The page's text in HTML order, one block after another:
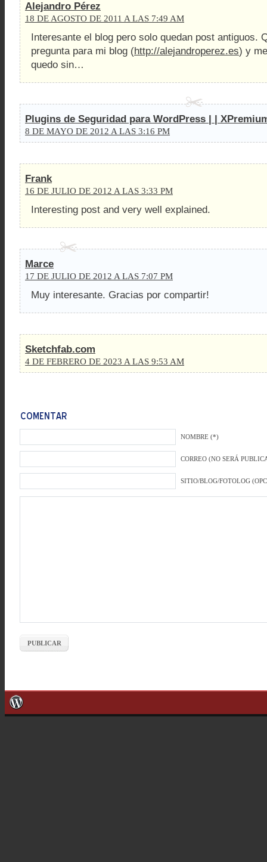
Alejandro Pérez
18 DE AGOSTO DE 2011 A LAS 7:49 AM
Interesante el blog pero solo quedan post antiguos.
pregunta para mi blog (http://alejandroperez.es) y
quedo sin…
Plugins de Seguridad para WordPress | |
8 DE MAYO DE 2012 A LAS 3:16 PM
Frank
16 DE JULIO DE 2012 A LAS 3:33 PM
Interesting post and very well explained.
Marce
17 DE JULIO DE 2012 A LAS 7:07 PM
Muy interesante. Gracias por compartir!
Sketchfab.com
4 DE FEBRERO DE 2023 A LAS 9:53 AM
NOMBRE (*)
CORREO (NO SERÁ
SITIO/BLOG/FOTOLOG